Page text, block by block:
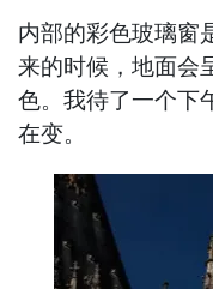
内部的彩色玻璃窗
来的时候，地面会
色。我待了一个下
在变。